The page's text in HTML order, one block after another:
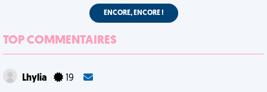
ENCORE, ENCORE !
TOP COMMENTAIRES
Lhylia 19